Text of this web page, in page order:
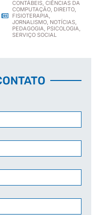
CONTÁBEIS, CIÊNCIAS DA
COMPUTAÇÃO, DIREITO,
FISIOTERAPIA,
JORNALISMO, NOTÍCIAS,
PEDAGOGIA, PSICOLOGIA,
SERVIÇO SOCIAL